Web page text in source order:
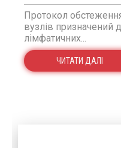
Протокол
вузлів призначений
лімфатичних...
ЧИТАТИ ДАЛІ